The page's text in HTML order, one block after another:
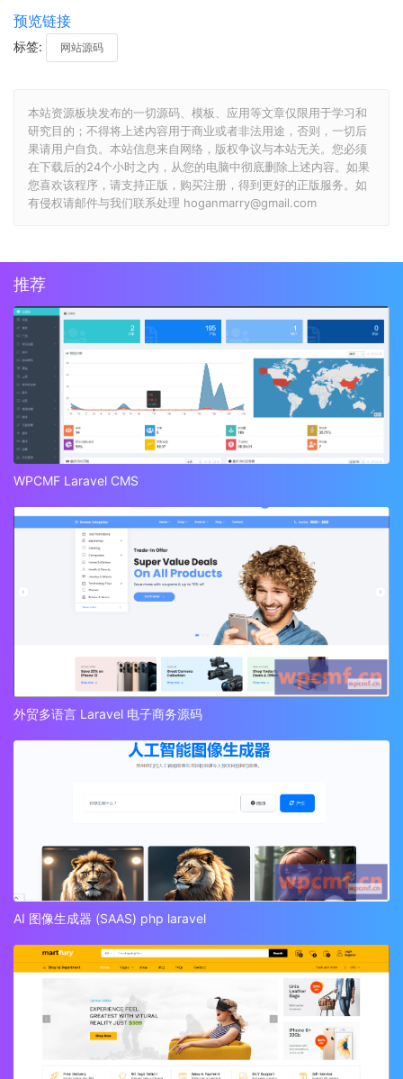
预览链接
标签: 网站源码
本站资源板块发布的一切源码、模板、应用等文章仅限用于学习和
研究目的；不得将上述内容用于商业或者非法用途，否则，一切后
果请用户自负。本站信息来自网络，版权争议与本站无关。您必须
在下载后的24个小时之内，从您的电脑中彻底删除上述内容。如果
您喜欢该程序，请支持正版，购买注册，得到更好的正版服务。如
有侵权请邮件与我们联系处理 hoganmarry@gmail.com
推荐
WPCMF Laravel CMS
外贸多语言 Laravel 电子商务源码
AI 图像生成器 (SAAS) php laravel